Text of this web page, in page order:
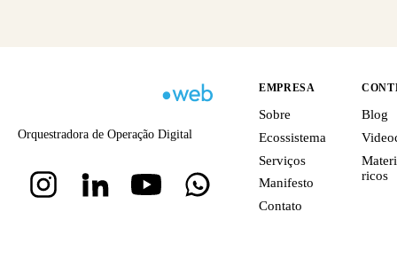
Orquestradora de Operação Digital
EMPRESA
Sobre
Ecossistema
Serviços
Manifesto
Contato
Blog
ricos